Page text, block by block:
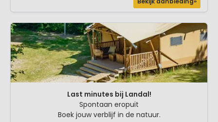
Last minutes bij Landal!
Spontaan eropuit
Boek jouw verblijf in de natuur.